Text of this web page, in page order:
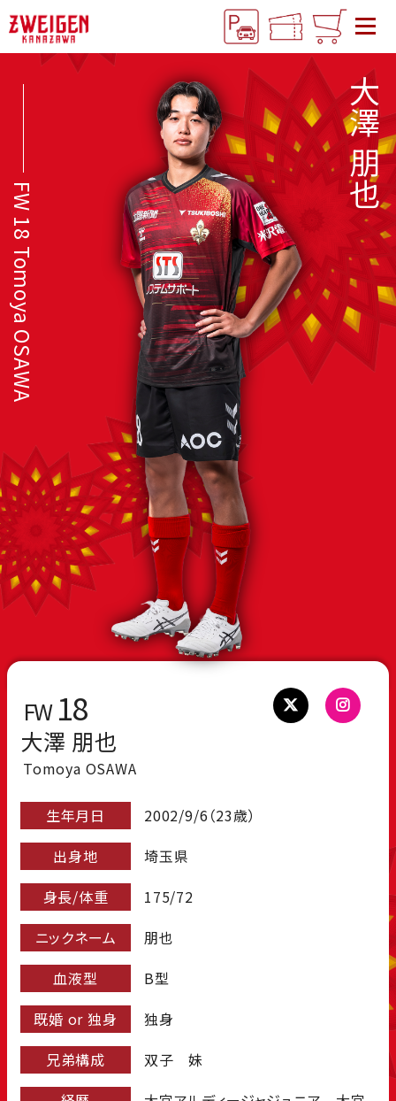
FW 18
大澤 朋也
Tomoya OSAWA
生年月日
2002/9/6（23歳）
出身地
埼玉県
身長/体重
175/72
ニックネーム
朋也
血液型
B型
既婚 or 独身
独身
兄弟構成
双子 妹
FW 18 Tomoya OSAWA
大澤 朋也